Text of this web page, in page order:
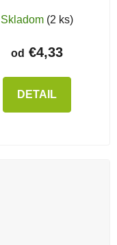
Skladom (2 ks)
od €4,33
DETAIL